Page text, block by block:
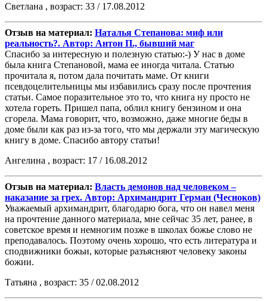
Светлана , возраст: 33 / 17.08.2012
Отзыв на материал: Наталья Степанова: миф или
реальность?. Автор: Антон П., бывший маг
Спасибо за интересную и полезную статью:-) У нас в доме
была книга Степановой, мама ее иногда читала. Статью
прочитала я, потом дала почитать маме. От книги
псевдоцелительницы мы избавились сразу после прочтения
статьи. Самое поразительное это то, что книга ну просто не
хотела гореть. Пришел папа, облил книгу бензином и она
сгорела. Мама говорит, что, возможно, даже многие беды в
доме были как раз из-за того, что мы держали эту магическую
книгу в доме. Спасибо автору статьи!
Ангелина , возраст: 17 / 16.08.2012
Отзыв на материал: Власть демонов над человеком –
наказание за грех. Автор: Архимандрит Герман (Чесноков)
Уважаемый архимандрит, благодарю бога, что он навел меня
на прочтение данного материала, мне сейчас 35 лет, ранее, в
советское время и немногим позже в школах божье слово не
преподавалось. Поэтому очень хорошо, что есть литература и
сподвижники божьи, которые разъясняют человеку законы
божии.
Татьяна , возраст: 35 / 02.08.2012